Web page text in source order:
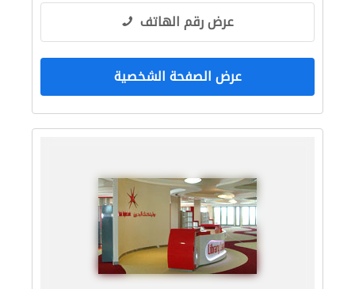
عرض رقم الهاتف
عرض الصفحة الشخصية